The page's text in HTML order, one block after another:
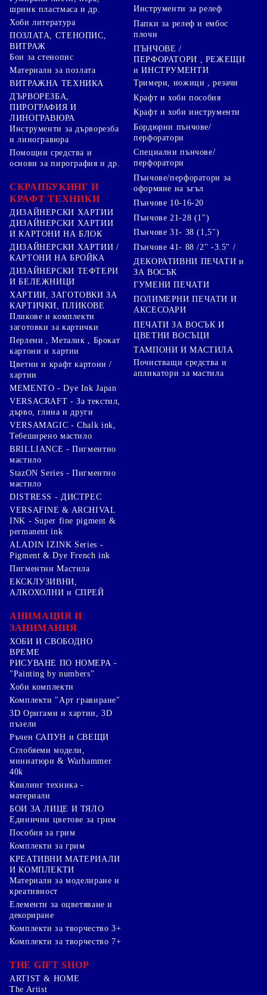
шринк пластмаса и др.
Хоби литература
ПОЗЛАТА, СТЕНОПИС,
ВИТРАЖ
Бои за стенопис
Материали за позлата
ВИТРАЖНА ТЕХНИКА
ДЪРВОРЕЗБА,
ПИРОГРАФИЯ И
ЛИНОГРАВЮРА
Инструменти за дърворезба
и линогравюра
Помощни средства и
основи за пирография и др.
СКРАПБУКИНГ И
КРАФТ ТЕХНИКИ
ДИЗАЙНЕРСКИ ХАРТИИ
ДИЗАЙНЕРСКИ ХАРТИИ
И КАРТОНИ НА БЛОК
ДИЗАЙНЕРСКИ ХАРТИИ /
КАРТОНИ НА БРОЙКА
ДИЗАЙНЕРСКИ ТЕФТЕРИ
И БЕЛЕЖНИЦИ
ХАРТИИ, ЗАГОТОВКИ ЗА
КАРТИЧКИ, ПЛИКОВЕ
Пликове и комплекти
заготовки за картички
Перлени , Металик , Брокат
картони и хартии
Цветни и крафт картони /
хартии
Инструменти за релеф
Папки за релеф и ембос
плочи
ПЪНЧОВЕ /
ПЕРФОРАТОРИ , РЕЖЕЩИ
и ИНСТРУМЕНТИ
Тримери, ножици , резачи
Крафт и хоби пособия
Крафт и хоби инструменти
Бордюрни пънчове/
перфоратори
Специални пънчове/
перфоратори
Пънчове/перфоратори за
оформяне на ъгъл
Пънчове 10-16-20
Пънчове 21-28 (1")
Пънчове 31- 38 (1,5")
Пънчове 41- 88 /2" -3.5" /
ДЕКОРАТИВНИ ПЕЧАТИ и
ЗА ВОСЪК
ГУМЕНИ ПЕЧАТИ
ПОЛИМЕРНИ ПЕЧАТИ И
АКСЕСОАРИ
ПЕЧАТИ ЗА ВОСЪК И
ЦВЕТНИ ВОСЪЦИ
ТАМПОНИ И МАСТИЛА
Почистващи средства и
апликатори за мастила
MEMENTO - Dye Ink Japan
VERSACRAFT - За текстил,
дърво, глина и други
VERSAMAGIC - Chalk ink,
Тебеширено мастило
BRILLIANCE - Пигментно
мастило
StazON Series - Пигментно
мастило
DISTRESS - ДИСТРЕС
VERSAFINE & ARCHIVAL
INK - Super fine pigment &
permanent ink
ALADIN IZINK Series -
Pigment & Dye French ink
Пигментни Мастила
ЕКСКЛУЗИВНИ,
АЛКОХОЛНИ и СПРЕЙ
АНИМАЦИЯ И
ЗАНИМАНИЯ
ХОБИ И СВОБОДНО
ВРЕМЕ
РИСУВАНЕ ПО НОМЕРА -
"Painting by numbers"
Хоби комплекти
Комплекти "Арт гравиране"
3D Оригами и хартии, 3D
пъзели
Ръчен САПУН и СВЕЩИ
Сглобяеми модели,
миниатюри & Warhammer
40k
Квилинг техника -
материали
БОИ ЗА ЛИЦЕ И ТЯЛО
Единични цветове за грим
Пособия за грим
Комплекти за грим
КРЕАТИВНИ МАТЕРИАЛИ
И КОМПЛЕКТИ
Mатериали за моделиране и
креативност
Елементи за оцветяване и
декориране
Комплекти за творчество 3+
Комплекти за творчество 7+
THE GIFT SHOP
ARTIST & HOME
The Artist